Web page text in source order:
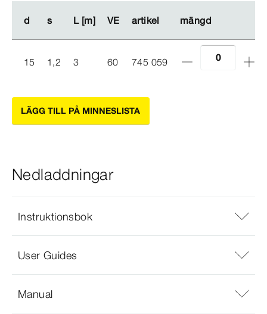
d s L [m] VE artikel mängd
d s L [m] VE artikel mängd
15 1,2 3 60 745 059
LÄGG TILL PÅ MINNESLISTA
Nedladdningar
Instruktionsbok
User Guides
Manual